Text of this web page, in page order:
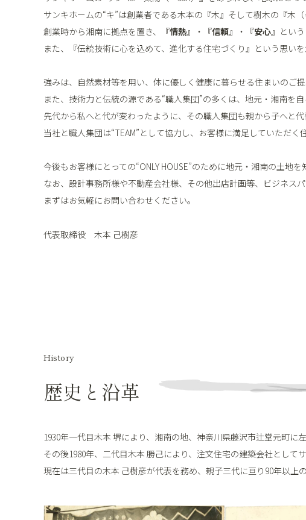
サンキホームの“キ”は創業者である木本の『木』そして樹木の『木（
創業時から湘南に拠点を置き、『情熱』・『信頼』・『安心』とい
また、『伝統技術に心を込めて、進化する住宅づくり』という思い
強みは、自然素材等を用い、体に優しく健康に暮らせる住まいのご提
また、技術力と伝統の源である“職人集団”の多くは、地元・湘南を
先代から私へと代が変わったように、その職人集団も親から子へと
当社と職人集団は“TEAM”として協力し、お客様に満足していただく
今後もお客様にとっての“ONLY HOUSE”のために地元・湘南の土地
なお、設計事務所様や不動産会社様、その他出店計画等、ビジネス
まずはお気軽にお問い合わせください。
代表取締役 木本 己樹彦
History
歴史と沿革
1930年一代目木本 堺により、湘南の地、神奈川県藤沢市辻堂元町に
その後1980年、二代目木本 勝己により、注文住宅の建築会社として
現在は三代目の木本 己樹彦が代表を務め、親子三代に亘り90年以上